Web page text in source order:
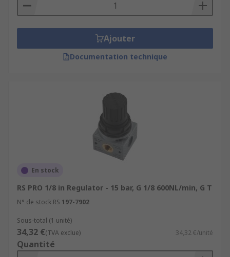
Ajouter
Documentation technique
En stock
RS PRO 1/8 in Regulator - 15 bar, G 1/8 600NL/min, G T
N° de stock RS 197-7902
Sous-total (1 unité)
34,32 €(TVA exclue) 34,32 €/unité
Quantité